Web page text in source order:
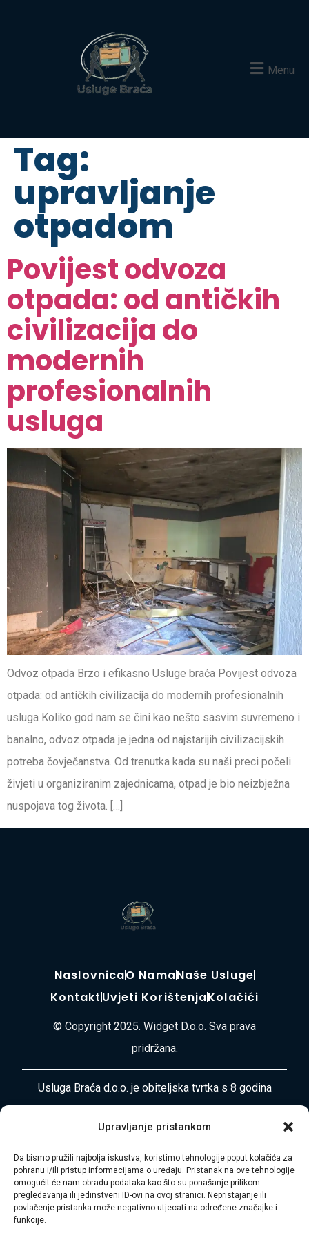
Upravljanje pristankom
Da bismo pružili najbolja iskustva, koristimo tehnologije poput kolačića za
pohranu i/ili pristup informacijama o uređaju. Pristanak na ove tehnologije
omogućit će nam obradu podataka kao što su ponašanje prilikom
pregledavanja ili jedinstveni ID-ovi na ovoj stranici. Nepristajanje ili
povlačenje pristanka može negativno utjecati na određene značajke i
funkcije.
Menu
Tag:
upravljanje
otpadom
Povijest odvoza
otpada: od antičkih
civilizacija do
modernih
profesionalnih
usluga
Odvoz otpada Brzo i efikasno Usluge braća Povijest odvoza
otpada: od antičkih civilizacija do modernih profesionalnih
usluga Koliko god nam se čini kao nešto sasvim suvremeno i
banalno, odvoz otpada je jedna od najstarijih civilizacijskih
potreba čovječanstva. Od trenutka kada su naši preci počeli
živjeti u organiziranim zajednicama, otpad je bio neizbježna
nuspojava tog života. […]
NaslovnicaO NamaNaše Usluge
KontaktUvjeti KorištenjaKolačići
© Copyright 2025. Widget D.o.o. Sva prava
pridržana.
Usluga Braća d.o.o. je obiteljska tvrtka s 8 godina
iskustva u pružanju cjelovitih usluga selidbe, odvoza
otpada, čišćenja i uređenja okoliša diljem
Primorsko-goranske županije i Istre. Naša misija je
vaša bezbrižnost i zadovoljstvo.
Adresa:Plase 45, 51000 RIJEKA